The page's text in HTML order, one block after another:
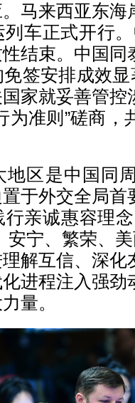
马来西亚东海
列车正式开行
结束。中国
签安排成效显
家就妥善管控
为准则”磋商
地区是中国同
于外交全局首
亲诚惠容理
安宁、繁荣、
解互信、深化
进程注入强劲
量。